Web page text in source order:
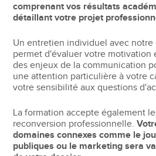
comprenant vos résultats
détaillant votre projet
Un entretien individuel avec
permet d'évaluer votre motivation
des enjeux de la communication
une attention particulière à votre
votre sensibilité aux questions
La formation accepte également
reconversion professionnelle.
domaines connexes comme le
publiques ou le marketing sera